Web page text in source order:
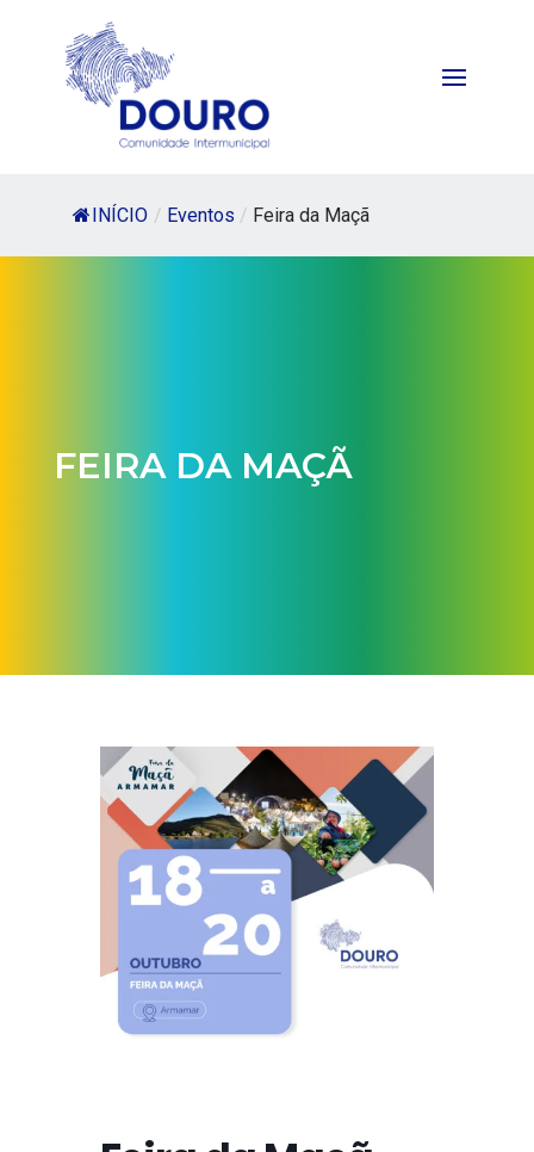
INÍCIO / Eventos / Feira da Maçã
FEIRA DA MAÇÃ